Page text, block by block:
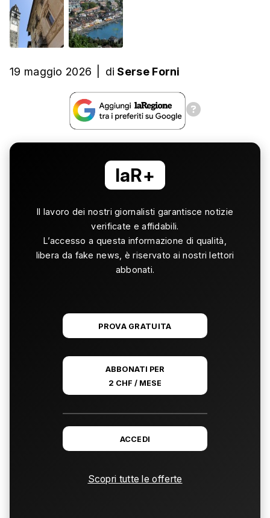
19 maggio 2026 di Serse Forni
laR+
Il lavoro dei nostri giornalisti garantisce notizie
verificate e affidabili.
L’accesso a questa informazione di qualità,
libera da fake news, è riservato ai nostri lettori
abbonati.
PROVA GRATUITA
ABBONATI PER
2 CHF / MESE
ACCEDI
Scopri tutte le offerte